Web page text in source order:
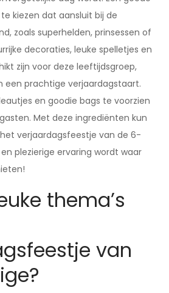
kiezen dat aansluit bij de
zoals superhelden, prinsessen of
decoraties, leuke spelletjes en
zijn voor deze leeftijdsgroep,
een prachtige verjaardagstaart.
en goodie bags te voorzien
Met deze ingrediënten kun
verjaardagsfeestje van de 6-
plezierige ervaring wordt waar
thema’s
van